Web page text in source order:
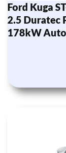
Ford Kuga
2.5 Duratec
178kW Auto